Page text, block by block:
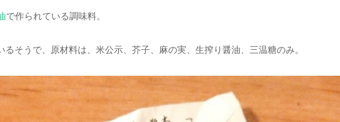
で作られている調味料。
そうで、原材料は、米公示、芥子、麻の実、生搾り醤油、三温糖のみ。